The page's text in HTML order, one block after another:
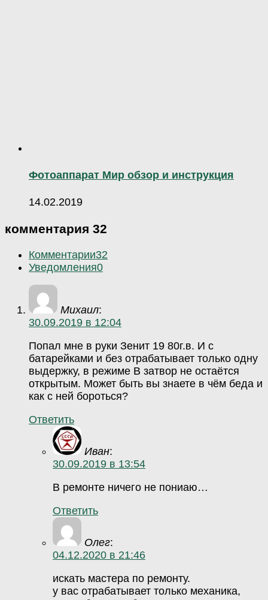
Фотоаппарат Мир обзор и инструкция
14.02.2019
комментария 32
Комментарии32
Уведомления0
Михаил:
30.09.2019 в 12:04
Попал мне в руки Зенит 19 80г.в. И с
батарейками и без отрабатывает только одну
выдержку, в режиме В затвор не остаётся
открытым. Может быть вы знаете в чём беда и
как с ней бороться?
Ответить
Иван:
30.09.2019 в 13:54
В ремонте ничего не пониаю…
Ответить
Олег:
04.12.2020 в 21:46
искать мастера по ремонту.
у вас отрабатывает только механика,